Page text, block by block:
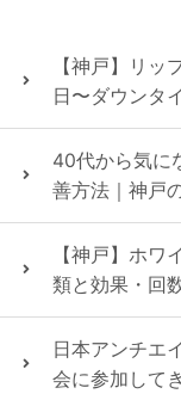
【神戸】リッ
日〜ダウンタ
40代から気に
善方法｜神戸
【神戸】ホワ
類と効果・回
日本アンチエ
会に参加して